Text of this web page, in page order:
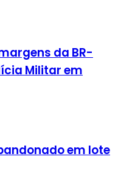
da BR-
Militar em
em lote